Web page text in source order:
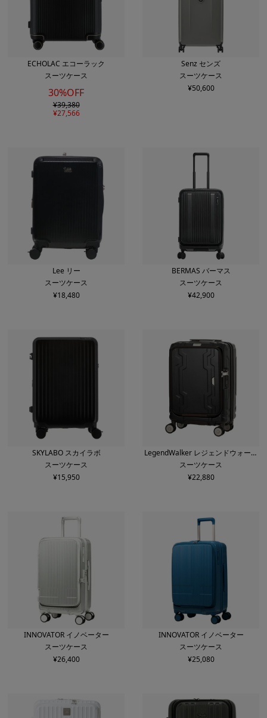
ECHOLAC エコーラック
スーツケース
30%OFF
¥39,380
¥27,566
Senz センズ
スーツケース
¥50,600
Lee リー
スーツケース
¥18,480
BERMAS バーマス
スーツケース
¥42,900
SKYLABO スカイラボ
スーツケース
¥15,950
LegendWalker レジェンドウォーカ
ー
スーツケース
¥22,880
INNOVATOR イノベーター
スーツケース
¥26,400
INNOVATOR イノベーター
スーツケース
¥25,080